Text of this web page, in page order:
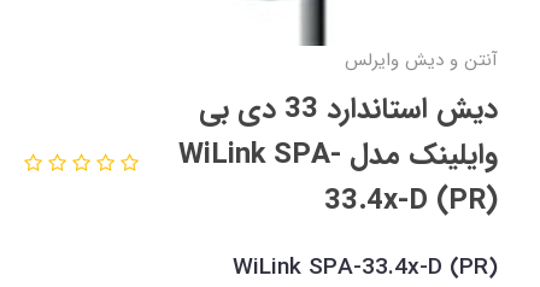
آنتن و دیش وایرلس
دیش استاندارد 33 دی بی
وایلینک مدل WiLink SPA-
33.4x-D (PR)
WiLink SPA-33.4x-D (PR)